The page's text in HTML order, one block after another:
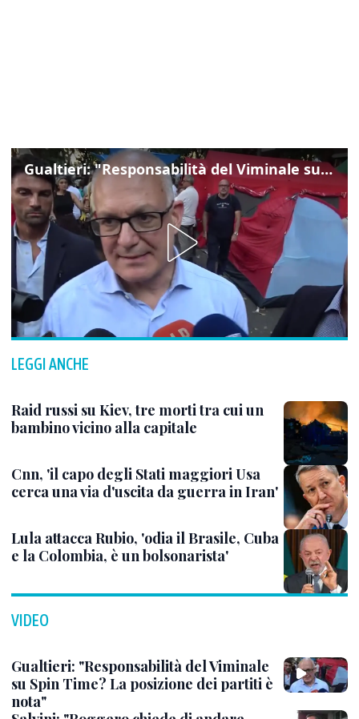
Gualtieri: "Responsabilità del Viminale su Spin Time? La posizione dei partiti è nota"
LEGGI ANCHE
Raid russi su Kiev, tre morti tra cui un
bambino vicino alla capitale
Cnn, 'il capo degli Stati maggiori Usa
cerca una via d'uscita da guerra in Iran'
Lula attacca Rubio, 'odia il Brasile, Cuba
e la Colombia, è un bolsonarista'
VIDEO
Gualtieri: "Responsabilità del Viminale
su Spin Time? La posizione dei partiti è
nota"